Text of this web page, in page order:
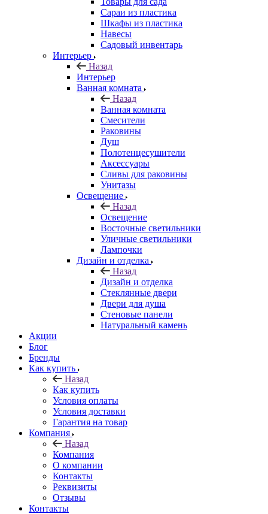
Сараи из пластика
Шкафы из пластика
Навесы
Садовый инвентарь
Интерьер
Назад
Интерьер
Ванная комната
Назад
Ванная комната
Смесители
Раковины
Душ
Полотенцесушители
Аксессуары
Сливы для раковины
Унитазы
Освещение
Назад
Освещение
Восточные светильники
Уличные светильники
Лампочки
Дизайн и отделка
Назад
Дизайн и отделка
Стеклянные двери
Двери для душа
Стеновые панели
Натуральный камень
Акции
Блог
Бренды
Как купить
Назад
Как купить
Условия оплаты
Условия доставки
Гарантия на товар
Компания
Назад
Компания
О компании
Контакты
Реквизиты
Отзывы
Контакты